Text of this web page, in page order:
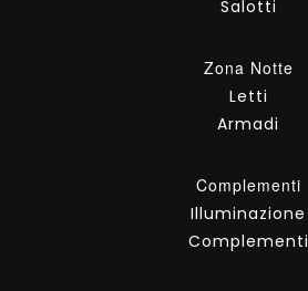
Salotti
Zona Notte
Letti
Armadi
Complementi
Illuminazione
Complementi